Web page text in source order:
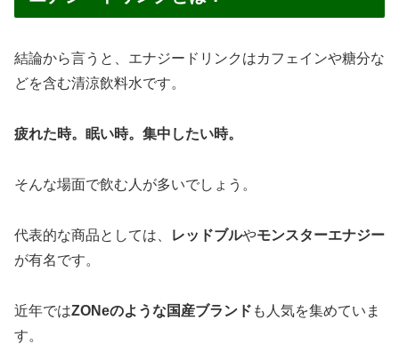
結論から言うと、エナジードリンクはカフェインや糖分な
どを含む清涼飲料水です。
疲れた時。眠い時。集中したい時。
そんな場面で飲む人が多いでしょう。
代表的な商品としては、 レッドブルやモンスターエナジー
が有名です。
近年ではZONeのような国産ブランド も人気を集めていま
す。